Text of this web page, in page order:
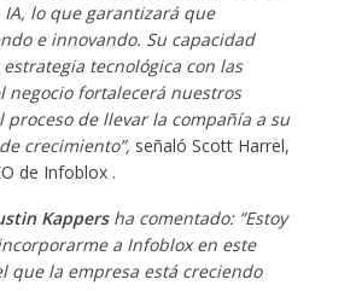
lo que garantizará que
e innovando. Su capacidad
tecnológica con las
negocio fortalecerá nuestros
proceso de llevar la compañía a su
crecimiento”, señaló Scott Harrel,
de Infoblox .
Kappers ha comentado: “Estoy
a Infoblox en este
que la empresa está creciendo